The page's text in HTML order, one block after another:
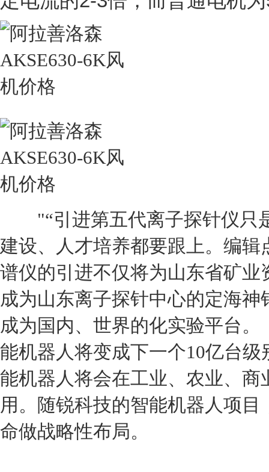
"“引进第五代离子探针仪只
建设、人才培养都要跟上。编
谱仪的引进不仅将为山东省矿
成为山东离子探针中心的定海
成为国内、世界的化实验平台
能机器人将变成下一个10亿台
能机器人将会在工业、农业、
用。随锐科技的智能机器人项
命做战略性布局。